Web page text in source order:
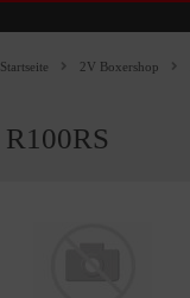
Startseite 2V Boxershop
R100RS